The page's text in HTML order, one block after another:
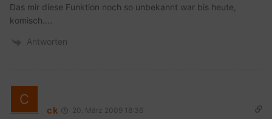
Das mir diese Funktion noch so unbekannt war bis heute,
komisch….
Antworten
ck 20. März 2009 18:36